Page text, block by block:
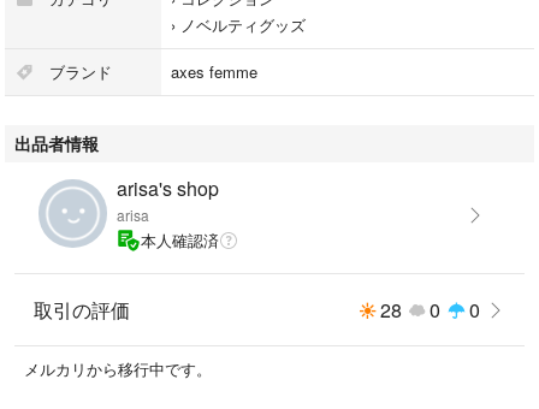
› ノベルティグッズ
ブランド axes femme
出品者情報
arisa's shop
arisa
本人確認済
取引の評価 28 0 0
メルカリから移行中です。